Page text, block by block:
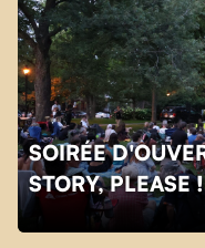
SOIRÉE
STORY, PLEASE